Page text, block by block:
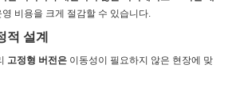
비용을 크게 절감할 수 있습니다.
적 설계
고정형 버전은 이동성이 필요하지 않은 현장에 맞